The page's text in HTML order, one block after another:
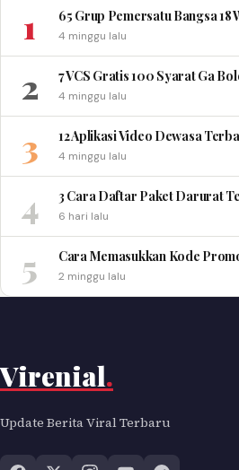
1 65 Grup Pemersatu Bangsa 18
4 minggu lalu
2 7 VCS Gratis 100 Syarat Ga
4 minggu lalu
3 12 Aplikasi Video Dewasa
4 minggu lalu
4 3 Cara Daftar Paket Darurat
6 hari lalu
5 Cara Memasukkan Kode
2 minggu lalu
Virenial.
Update Berita Viral Terbaru